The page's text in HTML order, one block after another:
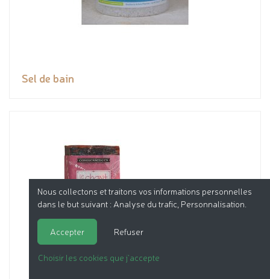
Sel de bain
Nous collectons et traitons vos informations personnelles
dans le but suivant : Analyse du trafic, Personnalisation
Accepter Refuser
Choisir les cookies que j'accepte